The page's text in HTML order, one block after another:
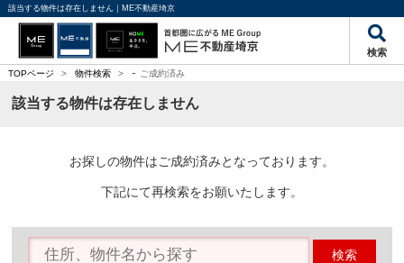
該当する物件は存在しません｜ME不動産埼京
検索
TOPページ > 物件検索 > - ご成約済み
該当する物件は存在しません
お探しの物件はご成約済みとなっております。
下記にて再検索をお願いたします。
検索